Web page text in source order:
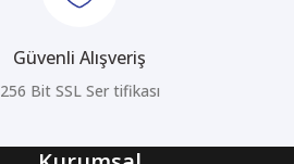
Güvenli Alışveriş
256 Bit SSL Ser tifikası